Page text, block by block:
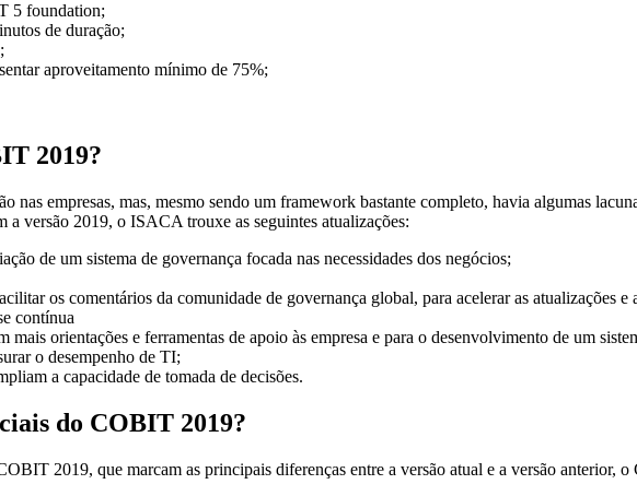
5 foundation;
de duração;
aproveitamento mínimo de 75%;
2019?
nas empresas, mas, mesmo sendo um framework bastante completo, havia algumas
a versão 2019, o ISACA trouxe as seguintes atualizações:
de um sistema de governança focada nas necessidades dos negócios;
os comentários da comunidade de governança global, para acelerar as atualizações e
contínua
orientações e ferramentas de apoio às empresa e para o desenvolvimento de um
o desempenho de TI;
a capacidade de tomada de decisões.
do COBIT 2019?
2019, que marcam as principais diferenças entre a versão atual e a versão anterior,